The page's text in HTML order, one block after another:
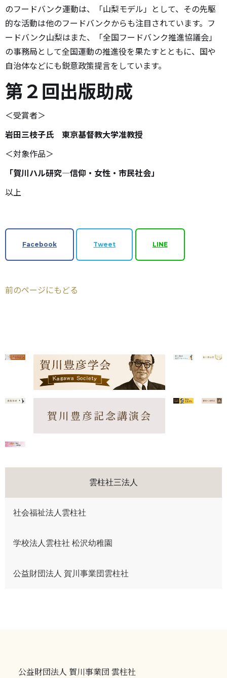
のフードバンク運動は、「山梨モデル」として、その先駆
的な活動は他のフードバンクからも注目されています。フ
ードバンク山梨はまた、「全国フードバンク推進協議会」
の事務局として全国運動の推進役を果たすとともに、国や
自治体などにも鋭意政策提言をしています。
第２回出版助成
＜受賞者＞
岩田三枝子氏 東京基督教大学准教授
＜対象作品＞
「賀川ハル研究―信仰・女性・市民社会」
以上
Facebook Tweet LINE
前のページにもどる
賀川豊彦記念講演会
雲柱社三法人
社会福祉法人雲柱社
学校法人雲柱社 松沢幼稚園
公益財団法人 賀川事業団雲柱社
公益財団法人 賀川事業団 雲柱社